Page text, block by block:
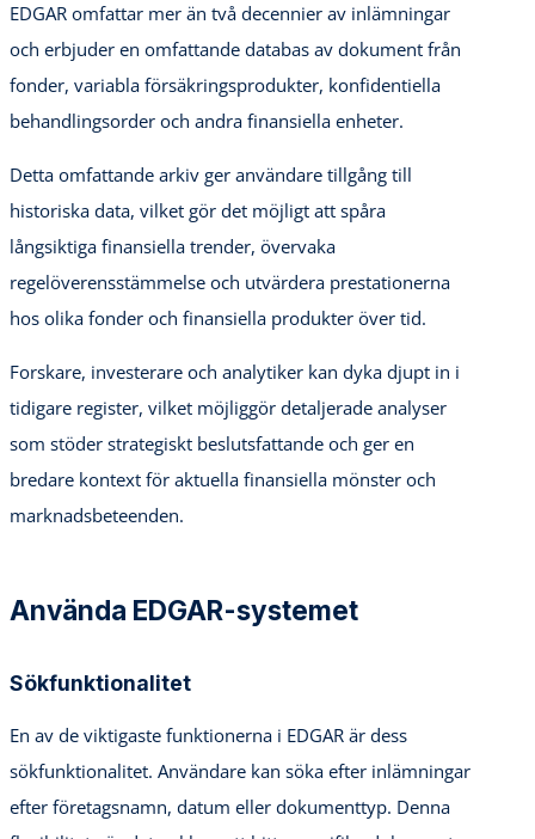
EDGAR omfattar mer än två decennier av inlämningar
och erbjuder en omfattande databas av dokument från
fonder, variabla försäkringsprodukter, konfidentiella
behandlingsorder och andra finansiella enheter.
Detta omfattande arkiv ger användare tillgång till
historiska data, vilket gör det möjligt att spåra
långsiktiga finansiella trender, övervaka
regelöverensstämmelse och utvärdera prestationerna
hos olika fonder och finansiella produkter över tid.
Forskare, investerare och analytiker kan dyka djupt in i
tidigare register, vilket möjliggör detaljerade analyser
som stöder strategiskt beslutsfattande och ger en
bredare kontext för aktuella finansiella mönster och
marknadsbeteenden.
Använda EDGAR-systemet
Sökfunktionalitet
En av de viktigaste funktionerna i EDGAR är dess
sökfunktionalitet. Användare kan söka efter inlämningar
efter företagsnamn, datum eller dokumenttyp. Denna